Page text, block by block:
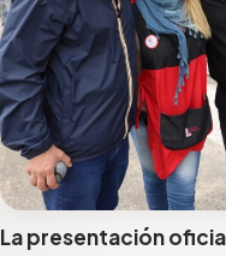
La presentación